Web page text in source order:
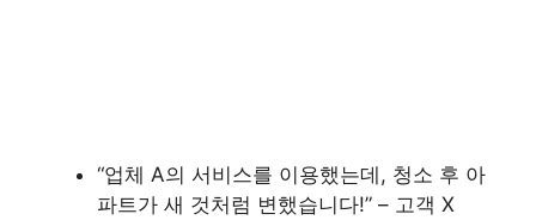
“업체 A의 서비스를 이용했는데, 청소 후 아
파트가 새 것처럼 변했습니다!” – 고객 X